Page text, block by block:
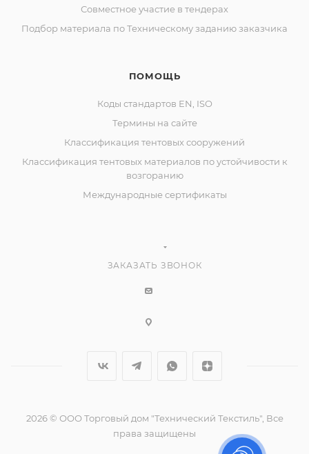
Совместное участие в тендерах
Подбор материала по Техническому заданию заказчика
ПОМОЩЬ
Коды стандартов EN, ISO
Термины на сайте
Классификация тентовых сооружений
Классификация тентовых материалов по устойчивости к
возгоранию
Международные сертификаты
ЗАКАЗАТЬ ЗВОНОК
2026 © ООО Торговый дом "Технический Текстиль", Все
права защищены